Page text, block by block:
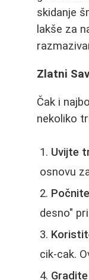
skidanje
lakše za
Zlatni
Čak i
nekoliko
Uvijte
osnovu
desno"
cik-cak.